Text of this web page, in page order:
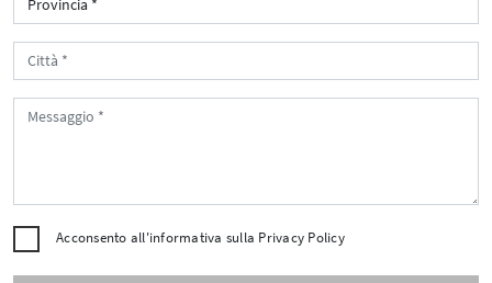
Acconsento all'informativa sulla Privacy Policy